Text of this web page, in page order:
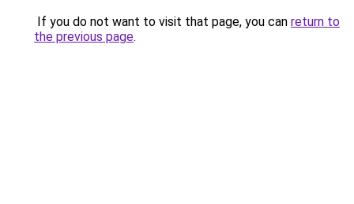
If you do not want to visit that page, you can return to
the previous page.